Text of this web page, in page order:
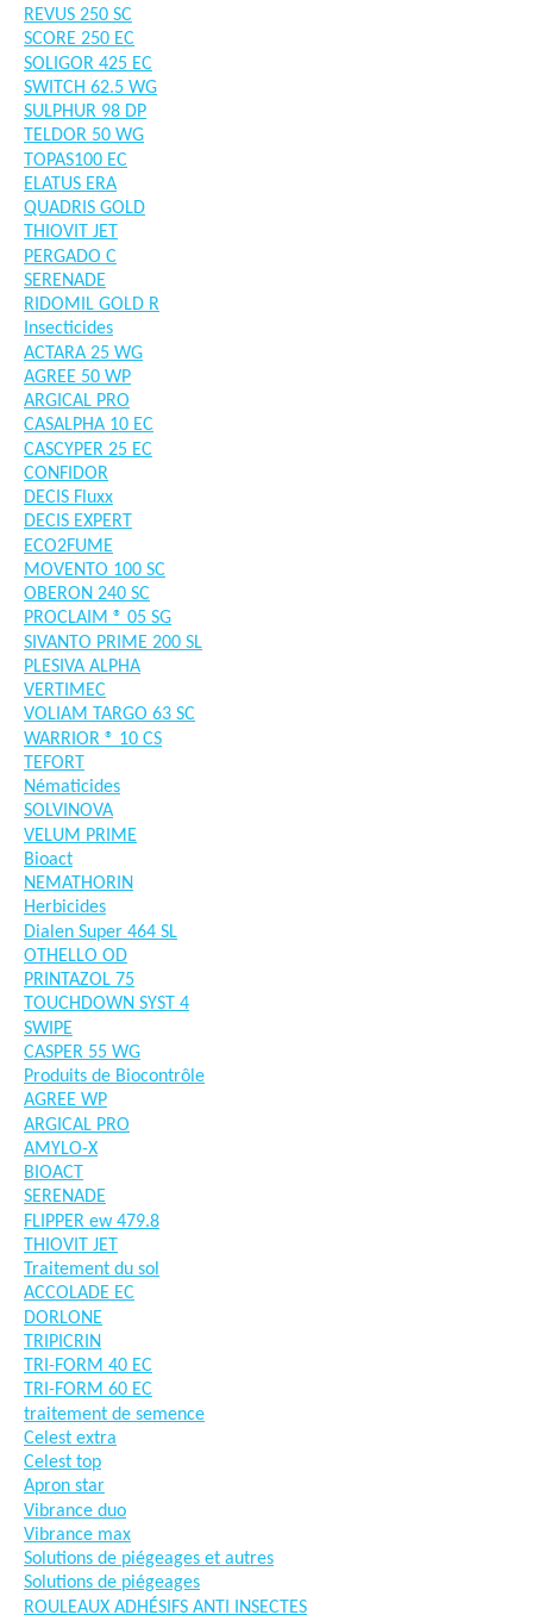
REVUS 250 SC
SCORE 250 EC
SOLIGOR 425 EC
SWITCH 62.5 WG
SULPHUR 98 DP
TELDOR 50 WG
TOPAS100 EC
ELATUS ERA
QUADRIS GOLD
THIOVIT JET
PERGADO C
SERENADE
RIDOMIL GOLD R
Insecticides
ACTARA 25 WG
AGREE 50 WP
ARGICAL PRO
CASALPHA 10 EC
CASCYPER 25 EC
CONFIDOR
DECIS Fluxx
DECIS EXPERT
ECO2FUME
MOVENTO 100 SC
OBERON 240 SC
PROCLAIM ® 05 SG
SIVANTO PRIME 200 SL
PLESIVA ALPHA
VERTIMEC
VOLIAM TARGO 63 SC
WARRIOR ® 10 CS
TEFORT
Nématicides
SOLVINOVA
VELUM PRIME
Bioact
NEMATHORIN
Herbicides
Dialen Super 464 SL
OTHELLO OD
PRINTAZOL 75
TOUCHDOWN SYST 4
SWIPE
CASPER 55 WG
Produits de Biocontrôle
AGREE WP
ARGICAL PRO
AMYLO-X
BIOACT
SERENADE
FLIPPER ew 479.8
THIOVIT JET
Traitement du sol
ACCOLADE EC
DORLONE
TRIPICRIN
TRI-FORM 40 EC
TRI-FORM 60 EC
traitement de semence
Celest extra
Celest top
Apron star
Vibrance duo
Vibrance max
Solutions de piégeages et autres
Solutions de piégeages
ROULEAUX ADHÉSIFS ANTI INSECTES